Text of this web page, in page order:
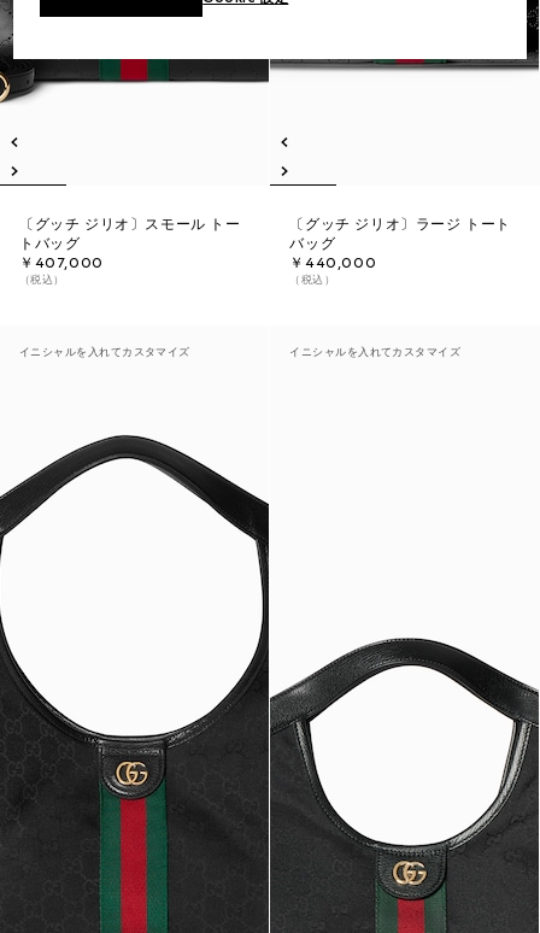
〔グッチ ジリオ〕スモール トー
トバッグ
￥407,000
（税込）
〔グッチ ジリオ〕ラージ トート
バッグ
￥440,000
（税込）
イニシャルを入れてカスタマイズ イニシャルを入れてカスタマイズ